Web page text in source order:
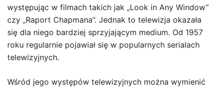
występując w filmach takich jak „Look in Any Window”
czy „Raport Chapmana”. Jednak to telewizja okazała
się dla niego bardziej sprzyjającym medium. Od 1957
roku regularnie pojawiał się w popularnych serialach
telewizyjnych.
Wśród jego występów telewizyjnych można wymienić